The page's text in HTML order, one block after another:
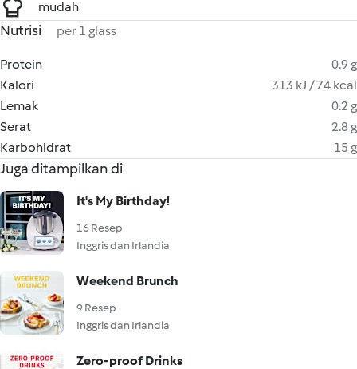
mudah
Nutrisi per 1 glass
Protein
0.9 g
Kalori
313 kJ / 74 kcal
Lemak
0.2 g
Serat
2.8 g
Karbohidrat
15 g
Juga ditampilkan di
It's My Birthday!
16 Resep
Inggris dan Irlandia
Weekend Brunch
9 Resep
Inggris dan Irlandia
Zero-proof Drinks